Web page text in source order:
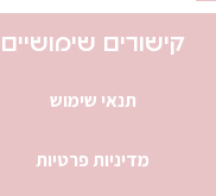
קישורים שימושיים
תנאי שימוש
מדיניות פרטיות